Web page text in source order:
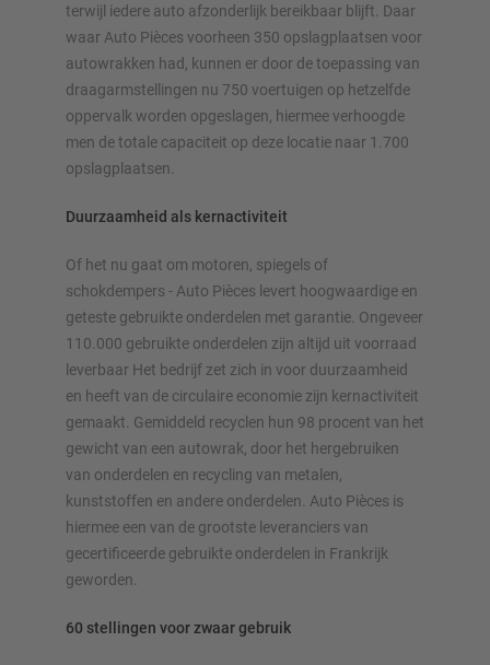
terwijl iedere auto afzonderlijk bereikbaar blijft. Daar
waar Auto Pièces voorheen 350 opslagplaatsen voor
autowrakken had, kunnen er door de toepassing van
draagarmstellingen nu 750 voertuigen op hetzelfde
oppervalk worden opgeslagen, hiermee verhoogde
men de totale capaciteit op deze locatie naar 1.700
opslagplaatsen.
Duurzaamheid als kernactiviteit
Of het nu gaat om motoren, spiegels of
schokdempers - Auto Pièces levert hoogwaardige en
geteste gebruikte onderdelen met garantie. Ongeveer
110.000 gebruikte onderdelen zijn altijd uit voorraad
leverbaar Het bedrijf zet zich in voor duurzaamheid
en heeft van de circulaire economie zijn kernactiviteit
gemaakt. Gemiddeld recyclen hun 98 procent van het
gewicht van een autowrak, door het hergebruiken
van onderdelen en recycling van metalen,
kunststoffen en andere onderdelen. Auto Pièces is
hiermee een van de grootste leveranciers van
gecertificeerde gebruikte onderdelen in Frankrijk
geworden.
60 stellingen voor zwaar gebruik
Stellingenhal
Systeemvloeren
– inclusief directe aanvraag
Configureer stelling nu